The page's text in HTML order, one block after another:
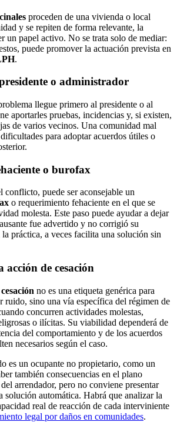
proceden de una vivienda o local
y se repiten de forma relevante, la
un papel activo. No se trata solo de mediar:
puede promover la actuación prevista en
.
o administrador
llegue primero al presidente o al
aportarles pruebas, incidencias y, si existen,
de varios vecinos. Una comunidad mal
para adoptar acuerdos útiles o
o burofax
conflicto, puede ser aconsejable un
o requerimiento fehaciente en el que se
molesta. Este paso puede ayudar a dejar
fue advertido y no corrigió su
práctica, a veces facilita una solución sin
acción de cesación
no es una etiqueta genérica para
ruido, sino una vía específica del régimen de
concurren actividades molestas,
o ilícitas. Su viabilidad dependerá de
del comportamiento y de los acuerdos
necesarios según el caso.
es un ocupante no propietario, como un
también consecuencias en el plano
arrendador, pero no conviene presentar
solución automática. Habrá que analizar la
real de reacción de cada interviniente
legal por daños en comunidades.